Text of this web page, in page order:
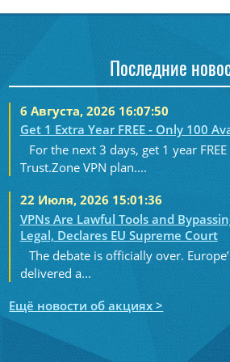
Последние
6 Августа, 2026 16:07:50
Get 1 Extra Year FREE - Only 100
For the next 3 days, get 1 year
Trust.Zone VPN plan....
22 Июля, 2026 15:01:36
VPNs Are Lawful Tools and
Legal, Declares EU Supreme Court
The debate is officially over.
delivered a...
Ещё новости об акциях >